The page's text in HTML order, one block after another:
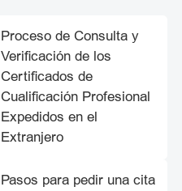
Proceso de Consulta y
Verificación de los
Certificados de
Cualificación Profesional
Expedidos en el
Extranjero
Pasos para pedir una cita